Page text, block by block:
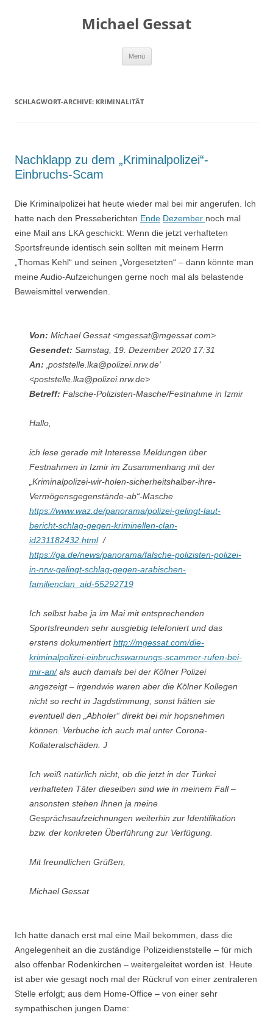
Michael Gessat
Menü
SCHLAGWORT-ARCHIVE: KRIMINALITÄT
Nachklapp zu dem „Kriminalpolizei“-
Einbruchs-Scam
Die Kriminalpolizei hat heute wieder mal bei mir angerufen. Ich
hatte nach den Presseberichten Ende Dezember noch mal
eine Mail ans LKA geschickt: Wenn die jetzt verhafteten
Sportsfreunde identisch sein sollten mit meinem Herrn
„Thomas Kehl“ und seinen „Vorgesetzten“ – dann könnte man
meine Audio-Aufzeichungen gerne noch mal als belastende
Beweismittel verwenden.
Von: Michael Gessat <mgessat@mgessat.com>
Gesendet: Samstag, 19. Dezember 2020 17:31
An: ‚poststelle.lka@polizei.nrw.de‘
<poststelle.lka@polizei.nrw.de>
Betreff: Falsche-Polizisten-Masche/Festnahme in Izmir
Hallo,
ich lese gerade mit Interesse Meldungen über
Festnahmen in Izmir im Zusammenhang mit der
„Kriminalpolizei-wir-holen-sicherheitshalber-ihre-
Vermögensgegenstände-ab“-Masche
https://www.waz.de/panorama/polizei-gelingt-laut-
bericht-schlag-gegen-kriminellen-clan-
id231182432.html/
https://ga.de/news/panorama/falsche-polizisten-polizei-
in-nrw-gelingt-schlag-gegen-arabischen-
familienclan_aid-55292719
Ich selbst habe ja im Mai mit entsprechenden
Sportsfreunden sehr ausgiebig telefoniert und das
erstens dokumentierthttp://mgessat.com/die-
kriminalpolizei-einbruchswarnungs-scammer-rufen-bei-
mir-an/als auch damals bei der Kölner Polizei
angezeigt – irgendwie waren aber die Kölner Kollegen
nicht so recht in Jagdstimmung, sonst hätten sie
eventuell den „Abholer“ direkt bei mir hopsnehmen
können. Verbuche ich auch mal unter Corona-
Kollateralschäden. J
Ich weiß natürlich nicht, ob die jetzt in der Türkei
verhafteten Täter dieselben sind wie in meinem Fall –
ansonsten stehen Ihnen ja meine
Gesprächsaufzeichnungen weiterhin zur Identifikation
bzw. der konkreten Überführung zur Verfügung.
Mit freundlichen Grüßen,
Michael Gessat
Ich hatte danach erst mal eine Mail bekommen, dass die
Angelegenheit an die zuständige Polizeidienststelle – für mich
also offenbar Rodenkirchen – weitergeleitet worden ist. Heute
ist aber wie gesagt noch mal der Rückruf von einer zentraleren
Stelle erfolgt; aus dem Home-Office – von einer sehr
sympathischen jungen Dame: